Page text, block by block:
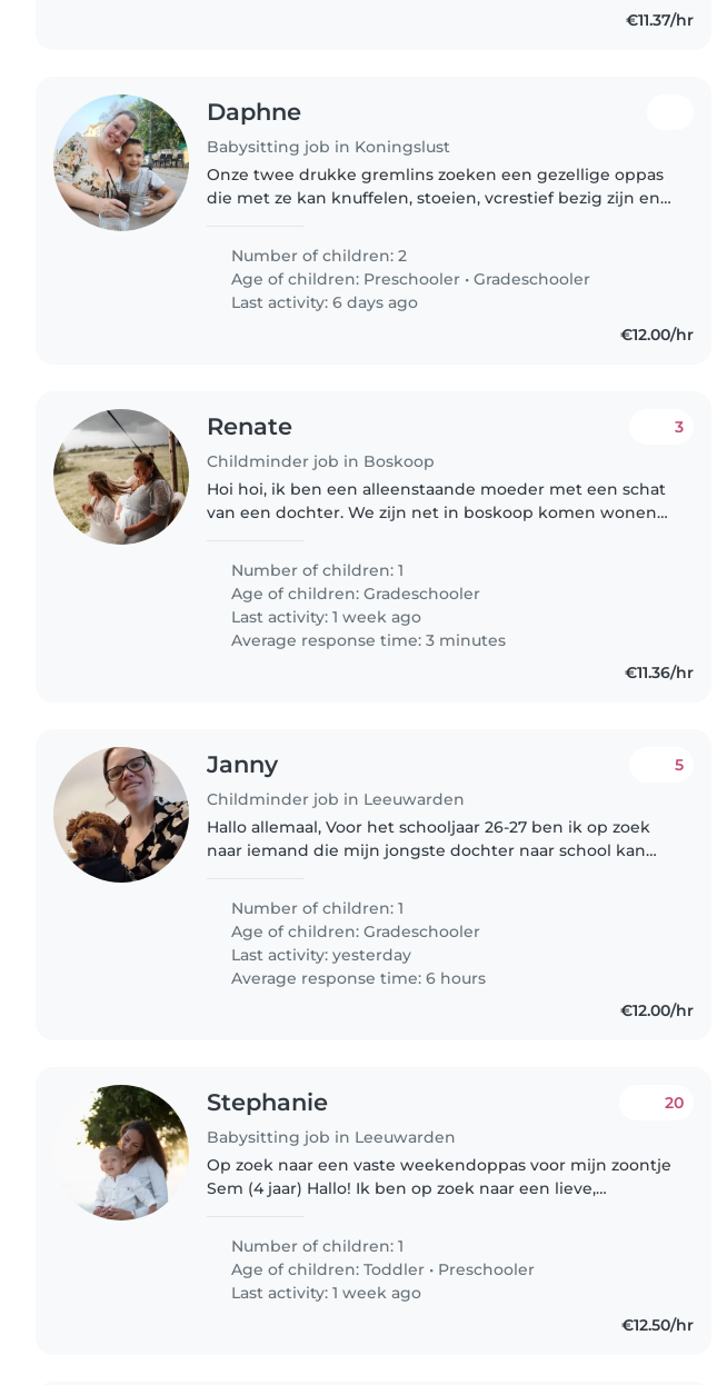
€11.37/hr
Daphne
Babysitting job in Koningslust
Onze twee drukke gremlins zoeken een gezellige oppas
die met ze kan knuffelen, stoeien, vcrestief bezig zijn en
lekker gek doet..
Number of children: 2
Age of children: Preschooler •Gradeschooler
Last activity: 6 days ago
€12.00/hr
Renate
Childminder job in Boskoop
3
Hoi hoi, ik ben een alleenstaande moeder met een schat
van een dochter. We zijn net in boskoop komen wonen
ben ik om 5uur weer thuis...
Number of children: 1
Age of children:Gradeschooler
Last activity: 1 week ago
Average response time: 3 minutes
€11.36/hr
Janny
Childminder job in Leeuwarden
5
Hallo allemaal, Voor het schooljaar 26-27 ben ik op zoek
naar iemand die mijn jongste dochter naar school kan
onregelmatig en heb op..
Number of children: 1
Age of children:Gradeschooler
Last activity: yesterday
Average response time: 6 hours
€12.00/hr
Stephanie
Babysitting job in Leeuwarden
20
Op zoek naar een vaste weekendoppas voor mijn zoontje
Sem (4 jaar) Hallo! Ik ben op zoek naar een lieve,
Number of children: 1
Age of children:Toddler • Preschooler
Last activity: 1 week ago
€12.50/hr